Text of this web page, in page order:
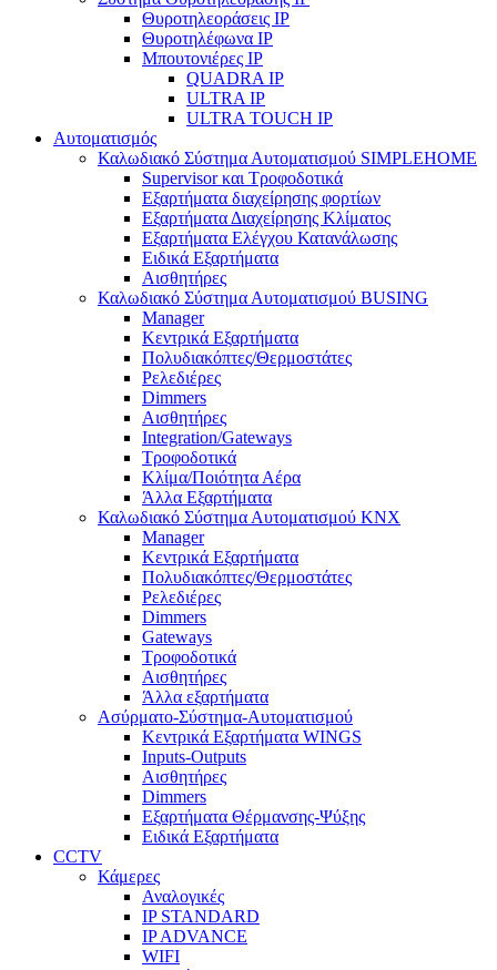
Θυροτηλεοράσεις IP
Θυροτηλέφωνα IP
Μπουτονιέρες IP
QUADRA IP
ULTRA IP
ULTRA TOUCH IP
Αυτοματισμός
Καλωδιακό Σύστημα Αυτοματισμού SIMPLEHOME
Supervisor και Τροφοδοτικά
Εξαρτήματα διαχείρησης φορτίων
Εξαρτήματα Διαχείρησης Κλίματος
Εξαρτήματα Ελέγχου Κατανάλωσης
Ειδικά Εξαρτήματα
Αισθητήρες
Καλωδιακό Σύστημα Αυτοματισμού BUSING
Manager
Κεντρικά Εξαρτήματα
Πολυδιακόπτες/Θερμοστάτες
Ρελεδιέρες
Dimmers
Αισθητήρες
Integration/Gateways
Τροφοδοτικά
Κλίμα/Ποιότητα Αέρα
Άλλα Εξαρτήματα
Καλωδιακό Σύστημα Αυτοματισμού KNX
Manager
Κεντρικά Εξαρτήματα
Πολυδιακόπτες/Θερμοστάτες
Ρελεδιέρες
Dimmers
Gateways
Τροφοδοτικά
Αισθητήρες
Άλλα εξαρτήματα
Ασύρματο-Σύστημα-Αυτοματισμού
Κεντρικά Εξαρτήματα WINGS
Inputs-Outputs
Αισθητήρες
Dimmers
Εξαρτήματα Θέρμανσης-Ψύξης
Ειδικά Εξαρτήματα
CCTV
Κάμερες
Αναλογικές
IP STANDARD
IP ADVANCE
WIFI